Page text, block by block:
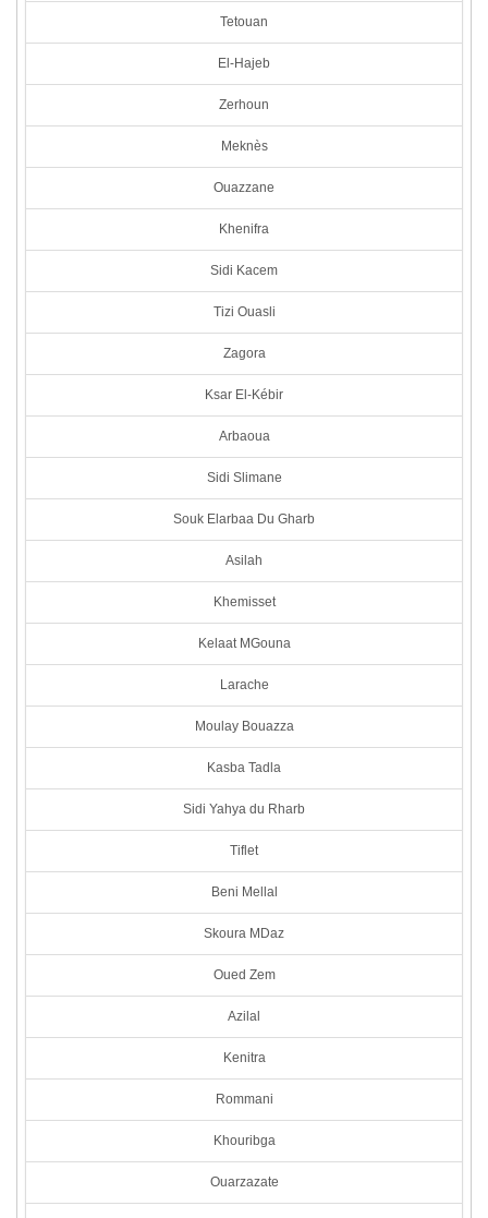
Tetouan
El-Hajeb
Zerhoun
Meknès
Ouazzane
Khenifra
Sidi Kacem
Tizi Ouasli
Zagora
Ksar El-Kébir
Arbaoua
Sidi Slimane
Souk Elarbaa Du Gharb
Asilah
Khemisset
Kelaat MGouna
Larache
Moulay Bouazza
Kasba Tadla
Sidi Yahya du Rharb
Tiflet
Beni Mellal
Skoura MDaz
Oued Zem
Azilal
Kenitra
Rommani
Khouribga
Ouarzazate